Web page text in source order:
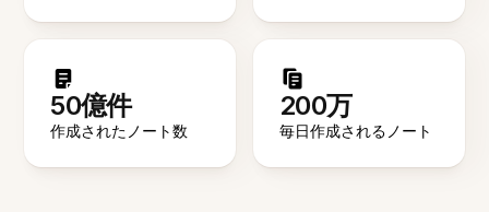
50億件
作成されたノート数
200万
毎日作成されるノート